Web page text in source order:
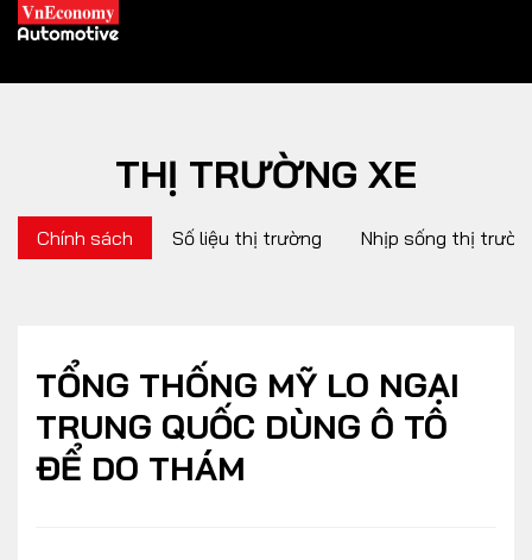
XE XANH
Xe điện
THỊ TRƯỜNG XE DOANH NGHIỆP
THỊ TRƯỜNG XE
Chính sách Số liệu thị trường Nhịp sống thị
TỔNG THỐNG MỸ LO NGẠI
TRUNG QUỐC DÙNG Ô TÔ
ĐỂ DO THÁM